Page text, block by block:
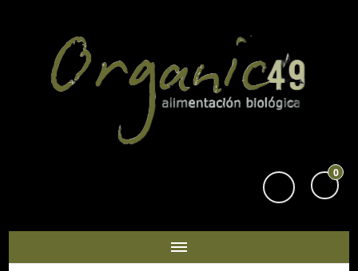
0